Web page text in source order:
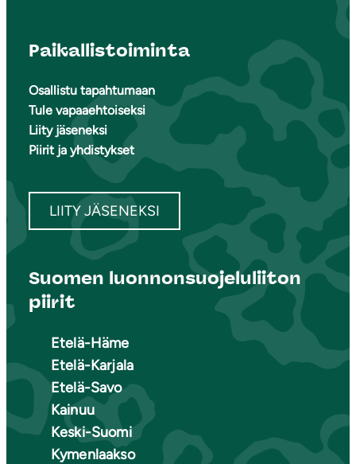
Paikallistoiminta
Osallistu tapahtumaan
Tule vapaaehtoiseksi
Liity jäseneksi
Piirit ja yhdistykset
LIITY JÄSENEKSI
Suomen luonnonsuojeluliiton
piirit
Etelä-Häme
Etelä-Karjala
Etelä-Savo
Kainuu
Keski-Suomi
Kymenlaakso